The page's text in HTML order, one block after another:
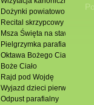
Dożynki powiatowo -
Recital skrzypcowy - Karol
Msza Święta na stawach
Pielgrzymka parafialna-
Oktawa Bożego Ciała
Boże Ciało
Rajd pod Wojdę
Wyjazd dzieci
Odpust parafialny